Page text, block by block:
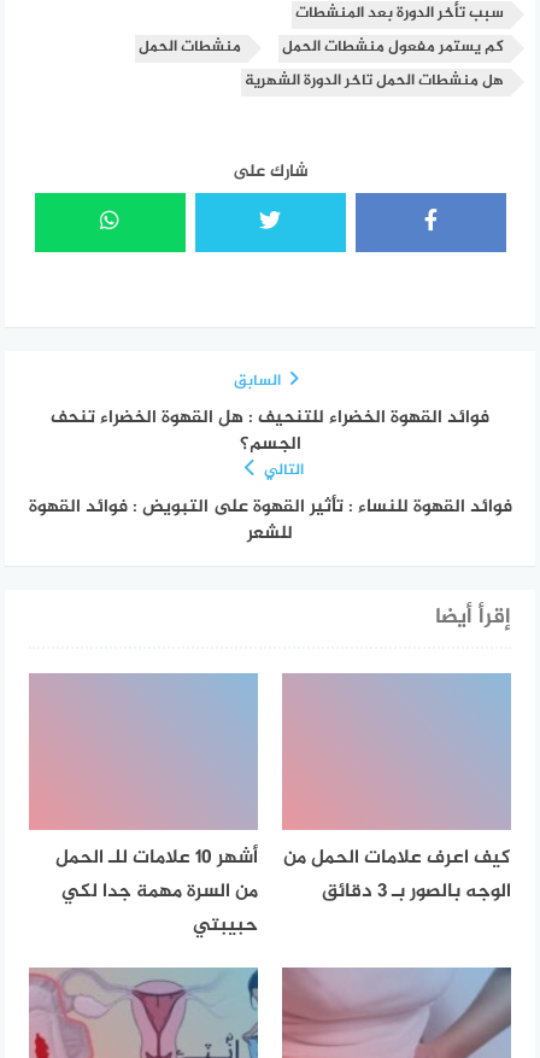
سبب تأخر الدورة بعد المنشطات
كم يستمر مفعول منشطات الحمل
منشطات الحمل
هل منشطات الحمل تاخر الدورة الشهرية
شارك على
السابق
فوائد القهوة الخضراء للتنحيف : هل القهوة الخضراء تنحف
الجسم؟
التالي
فوائد القهوة للنساء : تأثير القهوة على التبويض : فوائد القهوة
للشعر
إقرأ أيضا
كيف اعرف علامات الحمل من
الوجه بالصور بـ 3 دقائق
أشهر 10 علامات للـ الحمل
من السرة مهمة جدا لكي
حبيبتي